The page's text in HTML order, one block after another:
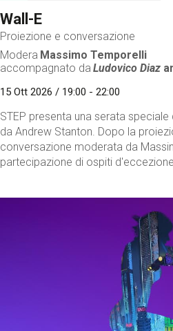
Wall-E
Proiezione e conversazione
Modera Massimo Temporelli
accompagnato da Ludovico Diaz
15 Ott 2026 / 19:00 - 22:00
STEP presenta una serata
da Andrew Stanton. Dopo la
conversazione moderata da
partecipazione di ospiti